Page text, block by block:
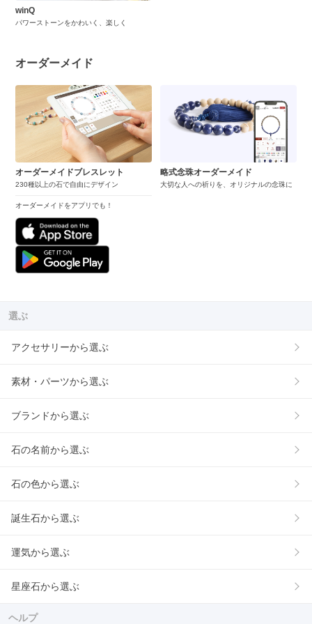
winQ
パワーストーンをかわいく、楽しく
オーダーメイド
オーダーメイドブレスレット
230種以上の石で自由にデザイン
オーダーメイドをアプリでも！
略式念珠オーダーメイド
大切な人への祈りを、オリジナルの念珠に
選ぶ
アクセサリーから選ぶ
素材・パーツから選ぶ
ブランドから選ぶ
石の名前から選ぶ
石の色から選ぶ
誕生石から選ぶ
運気から選ぶ
星座石から選ぶ
ヘルプ